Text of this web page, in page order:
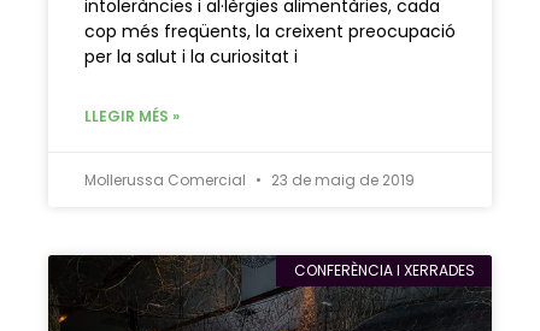
intoleràncies i al·lèrgies alimentàries, cada
cop més freqüents, la creixent preocupació
per la salut i la curiositat i
LLEGIR MÉS »
Mollerussa Comercial 23 de maig de 2019
CONFERÈNCIA I XERRADES